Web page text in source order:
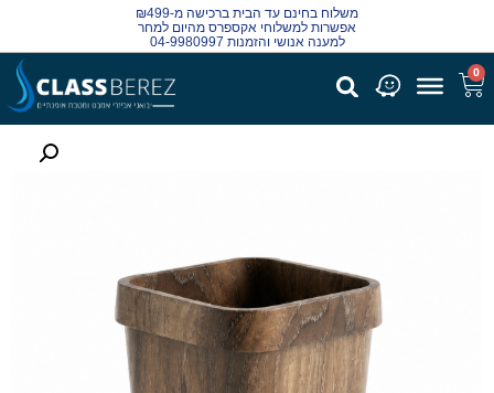
משלוח בחינם עד הבית ברכישה מ-₪499
אפשרות למשלוחי אקספרס מהיום למחר
למענה אנושי והזמנות 04-9980997
0